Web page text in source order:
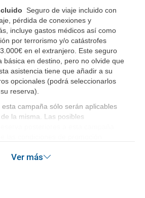
uno de los servicios ha
de confirmación ¿Cómo
el viaje?
disponibles en el viaje que
de reserva?
incluidos, ¿dónde debo
Seguro de viaje incluido con
pérdida de conexiones y
incluye gastos médicos así como
por terrorismo y/o catástrofes
en el extranjero. Este seguro
básica en destino, pero no olvide que
asistencia tiene que añadir a su
opcionales (podrá seleccionarlos
reserva)
campaña sólo serán aplicables
la misma. Las posibles
Ver más